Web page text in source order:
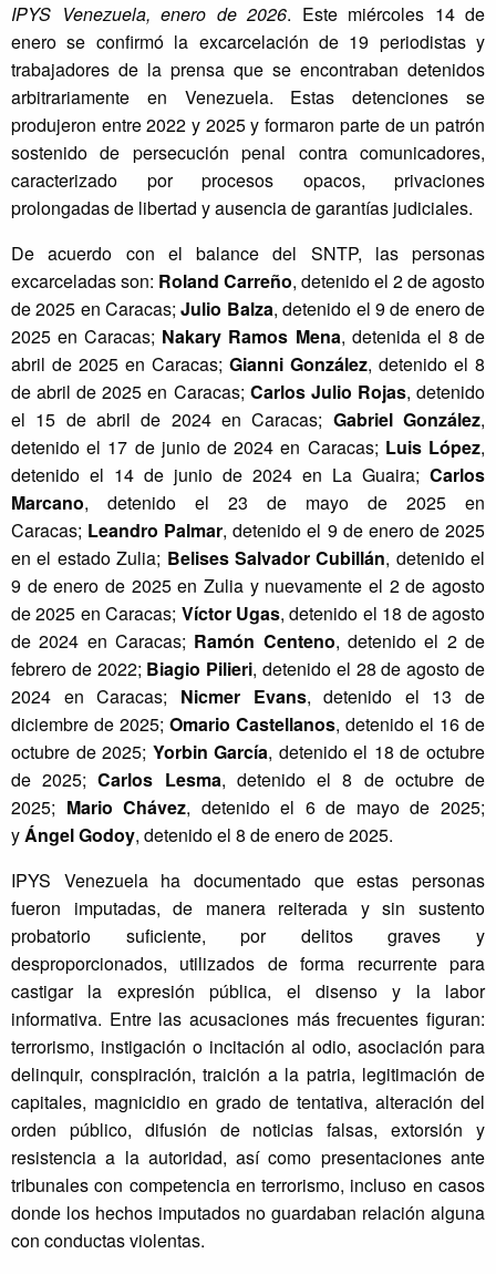
IPYS Venezuela, enero de 2026. Este miércoles 14 de
enero se confirmó la excarcelación de 19 periodistas y
trabajadores de la prensa que se encontraban detenidos
arbitrariamente en Venezuela. Estas detenciones se
produjeron entre 2022 y 2025 y formaron parte de un patrón
sostenido de persecución penal contra comunicadores,
caracterizado por procesos opacos, privaciones
prolongadas de libertad y ausencia de garantías judiciales.
De acuerdo con el balance del SNTP, las personas
excarceladas son: Roland Carreño, detenido el 2 de agosto
de 2025 en Caracas;Julio Balza, detenido el 9 de enero de
2025 en Caracas; Nakary Ramos Mena, detenida el 8 de
abril de 2025 en Caracas; Gianni González, detenido el 8
de abril de 2025 en Caracas; Carlos Julio Rojas, detenido
el 15 de abril de 2024 en Caracas; Gabriel González,
detenido el 17 de junio de 2024 en Caracas; Luis López,
detenido el 14 de junio de 2024 en La Guaira; Carlos
Marcano, detenido el 23 de mayo de 2025 en
Caracas; Leandro Palmar, detenido el 9 de enero de 2025
en el estado Zulia; Belises Salvador Cubillán, detenido el
9 de enero de 2025 en Zulia y nuevamente el 2 de agosto
de 2025 en Caracas; Víctor Ugas, detenido el 18 de agosto
de 2024 en Caracas; Ramón Centeno, detenido el 2 de
febrero de 2022; Biagio Pilieri, detenido el 28 de agosto de
2024 en Caracas; Nicmer Evans, detenido el 13 de
diciembre de 2025; Omario Castellanos, detenido el 16 de
octubre de 2025; Yorbin García, detenido el 18 de octubre
de 2025;Carlos Lesma, detenido el 8 de octubre de
2025; Mario Chávez, detenido el 6 de mayo de 2025;
yÁngel Godoy, detenido el 8 de enero de 2025.
IPYS Venezuela ha documentado que estas personas
fueron imputadas, de manera reiterada y sin sustento
probatorio suficiente, por delitos graves y
desproporcionados, utilizados de forma recurrente para
castigar la expresión pública, el disenso y la labor
informativa. Entre las acusaciones más frecuentes figuran:
terrorismo, instigación o incitación al odio, asociación para
delinquir, conspiración, traición a la patria, legitimación de
capitales, magnicidio en grado de tentativa, alteración del
orden público, difusión de noticias falsas, extorsión y
resistencia a la autoridad, así como presentaciones ante
tribunales con competencia en terrorismo, incluso en casos
donde los hechos imputados no guardaban relación alguna
con conductas violentas.